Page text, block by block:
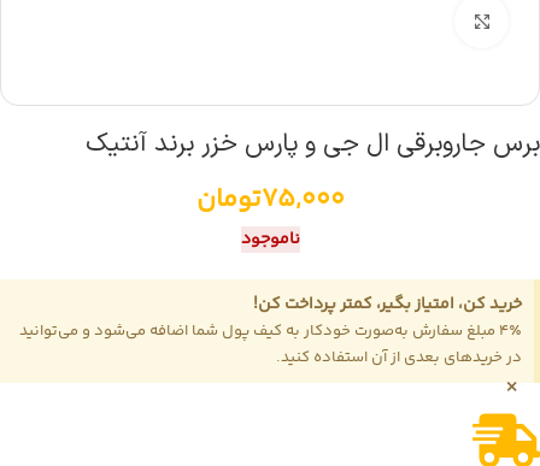
برس جاروبرقی ال جی و پارس خزر برند آنتیک
75,000تومان
ناموجود
خرید کن، امتیاز بگیر، کمتر پرداخت کن!
4٪ مبلغ سفارش به‌صورت خودکار به کیف پول شما اضافه می‌شود و می‌توانید
در خریدهای بعدی از آن استفاده کنید.
×